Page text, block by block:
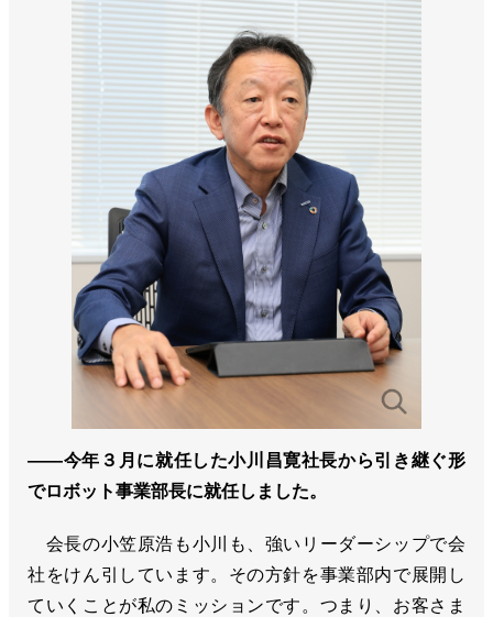
――今年３月に就任した小川昌寛社長から引き継ぐ形
でロボット事業部長に就任しました。
会長の小笠原浩も小川も、強いリーダーシップで会
社をけん引しています。その方針を事業部内で展開し
ていくことが私のミッションです。つまり、お客さま